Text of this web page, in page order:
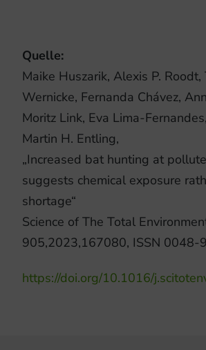
Quelle:
Maike Huszarik, Alexis P. Roodt,
Wernicke, Fernanda Chávez,
Moritz Link, Eva Lima-
Martin H. Entling,
„Increased bat hunting at
suggests chemical exposure
shortage“
Science of The Total
905,2023,167080, ISSN 0048-
https://doi.org/10.1016/